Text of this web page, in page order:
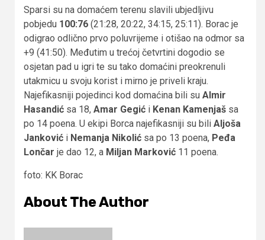
Sparsi su na domaćem terenu slavili ubjedljivu
pobjedu 100:76 (21:28, 20:22, 34:15, 25:11). Borac je
odigrao odlično prvo poluvrijeme i otišao na odmor sa
+9 (41:50). Međutim u trećoj četvrtini dogodio se
osjetan pad u igri te su tako domaćini preokrenuli
utakmicu u svoju korist i mirno je priveli kraju.
Najefikasniji pojedinci kod domaćina bili su Almir
Hasandić sa 18, Amar Gegić i Kenan Kamenjaš sa
po 14 poena. U ekipi Borca najefikasniji su bili Aljoša
Janković i Nemanja Nikolić sa po 13 poena, Peđa
Lončar je dao 12, a Miljan Marković 11 poena.
foto: KK Borac
About The Author